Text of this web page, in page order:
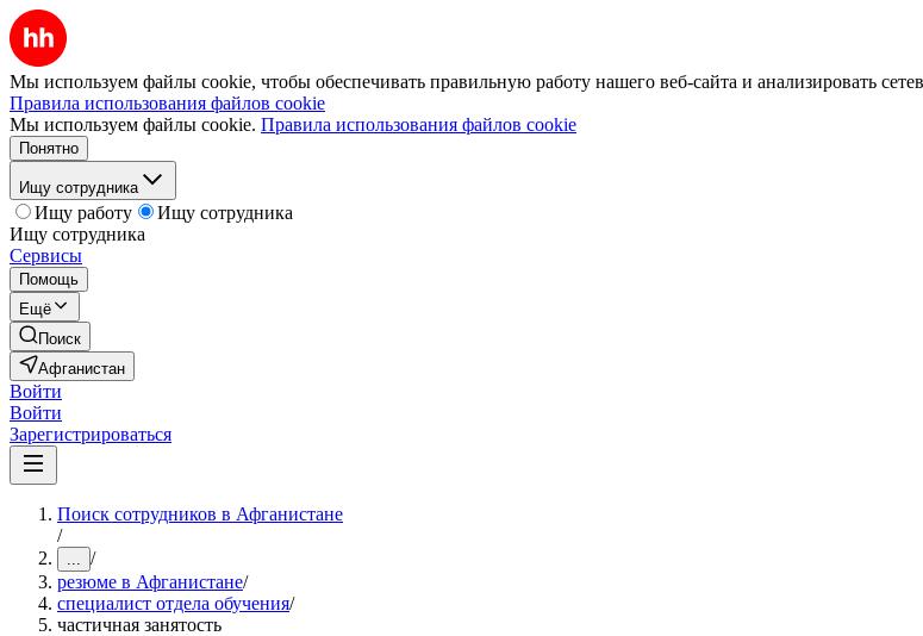
Мы используем файлы cookie, чтобы обеспечивать правильную работу нашего веб-сайта и анализировать
Правила использования файлов cookie
Мы используем файлы cookie. Правила использования файлов cookie
Понятно
Ищу сотрудника
Ищу работу
Ищу сотрудника
Ищу сотрудника
Сервисы
Помощь
Ещё
Поиск
Афганистан
Войти
Войти
Зарегистрироваться
Поиск сотрудников в Афганистане
/
... /
резюме в Афганистане/
специалист отдела обучения/
частичная занятость